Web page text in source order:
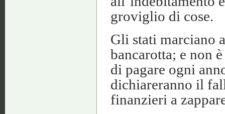
groviglio di cose.
Gli stati marciano
bancarotta; e non
di pagare ogni
dichiareranno il
finanzieri a